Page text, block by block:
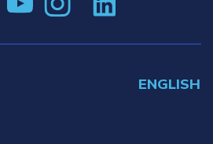
ENGLISH